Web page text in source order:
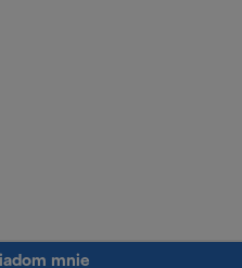
mnie